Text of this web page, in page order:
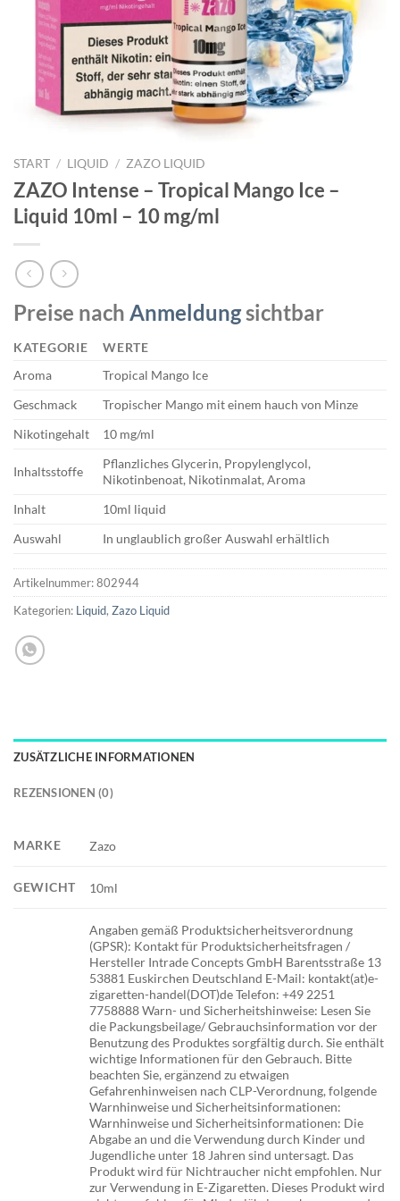
START / LIQUID / ZAZO LIQUID
ZAZO Intense – Tropical Mango Ice –
Liquid 10ml – 10 mg/ml
Preise nach Anmeldungsichtbar
KATEGORIE
WERTE
Aroma
Tropical Mango Ice
Geschmack
Tropischer Mango mit einem hauch von Minze
Nikotingehalt
10 mg/ml
Inhaltsstoffe
Pflanzliches Glycerin, Propylenglycol,
Nikotinbenoat, Nikotinmalat, Aroma
Inhalt
10ml liquid
Auswahl
In unglaublich großer Auswahl erhältlich
Artikelnummer:802944
Kategorien: Liquid, Zazo Liquid
ZUSÄTZLICHE INFORMATIONEN
REZENSIONEN (0)
MARKE Zazo
GEWICHT 10ml
Angaben gemäß Produktsicherheitsverordnung
(GPSR): Kontakt für Produktsicherheitsfragen /
Hersteller Intrade Concepts GmbH Barentsstraße 13
53881 Euskirchen Deutschland E-Mail: kontakt(at)e-
zigaretten-handel(DOT)de Telefon: +49 2251
7758888 Warn- und Sicherheitshinweise: Lesen Sie
die Packungsbeilage/ Gebrauchsinformation vor der
Benutzung des Produktes sorgfältig durch. Sie enthält
wichtige Informationen für den Gebrauch. Bitte
beachten Sie, ergänzend zu etwaigen
Gefahrenhinweisen nach CLP-Verordnung, folgende
Warnhinweise und Sicherheitsinformationen:
Warnhinweise und Sicherheitsinformationen: Die
Abgabe an und die Verwendung durch Kinder und
Jugendliche unter 18 Jahren sind untersagt. Das
Produkt wird für Nichtraucher nicht empfohlen. Nur
zur Verwendung in E-Zigaretten. Dieses Produkt wird